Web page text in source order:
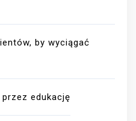
by wyciągać
edukację